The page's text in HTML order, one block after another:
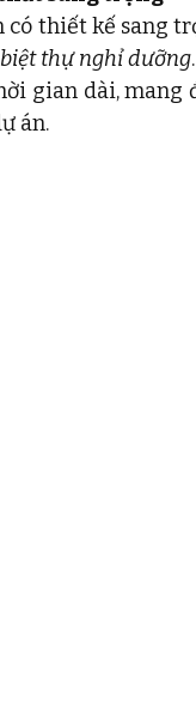
có thiết kế sang
thự nghỉ dưỡng
gian dài, mang
án.